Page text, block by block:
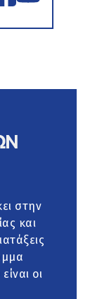
στην
και
οι